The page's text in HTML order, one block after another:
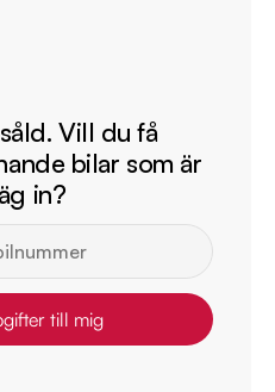
Vill du få
bilar som är
in?
till mig